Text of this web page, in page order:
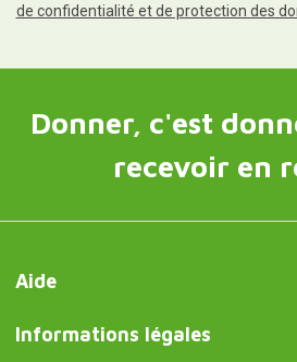
de confidentialité et de protection des
Donner, c'est
recevoir en
Aide
Informations légales